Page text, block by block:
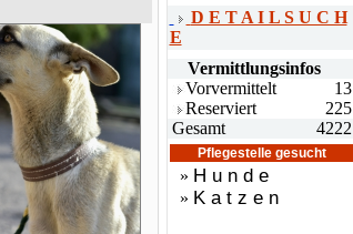
D E T A I L S U C H
E
Vermittlungsinfos
Vorvermittelt
13
Reserviert
225
Gesamt
4222
Pflegestelle gesucht
» H u n d e
» K a t z e n